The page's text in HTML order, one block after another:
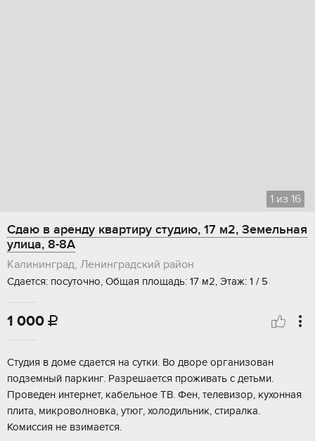
1 из 16
Сдаю в аренду квартиру студию, 17 м2, Земельная
улица, 8-8А
Калининград, Ленинградский район
Сдается: посуточно, Общая площадь: 17 м2, Этаж: 1 / 5
1 000 
Студия в доме сдается на сутки. Во дворе организован
подземный паркинг. Разрешается проживать с детьми.
Проведен интернет, кабельное ТВ. Фен, телевизор, кухонная
плита, микроволновка, утюг, холодильник, стиралка.
Комиссия не взимается.